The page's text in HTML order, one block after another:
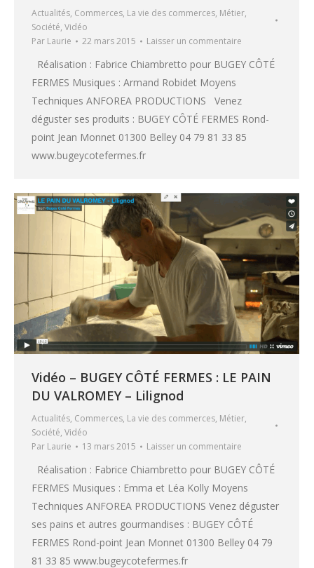
Actualités, Commerces, La vie des commerces, Métier,
Société, Vidéo
Par Laurie 22 mars 2015 Laisser un commentaire
Réalisation : Fabrice Chiambretto pour BUGEY CÔTÉ
FERMES Musiques : Armand Robidet Moyens
Techniques ANFOREA PRODUCTIONS Venez
déguster ses produits : BUGEY CÔTÉ FERMES Rond-
point Jean Monnet 01300 Belley 04 79 81 33 85
www.bugeycotefermes.fr
Vidéo – BUGEY CÔTÉ FERMES : LE PAIN
DU VALROMEY – Lilignod
Actualités, Commerces, La vie des commerces, Métier,
Société, Vidéo
Par Laurie 13 mars 2015 Laisser un commentaire
Réalisation : Fabrice Chiambretto pour BUGEY CÔTÉ
FERMES Musiques : Emma et Léa Kolly Moyens
Techniques ANFOREA PRODUCTIONS Venez déguster
ses pains et autres gourmandises : BUGEY CÔTÉ
FERMES Rond-point Jean Monnet 01300 Belley 04 79
81 33 85 www.bugeycotefermes.fr